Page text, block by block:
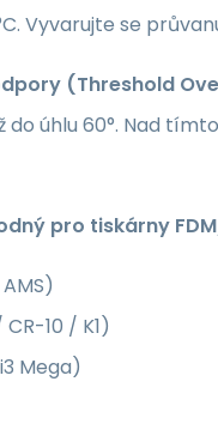
Vyvarujte se
(Threshold
úhlu 60°. Nad
pro tiskárny
AMS)
10 / K1)
Mega)